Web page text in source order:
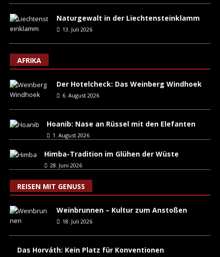
Naturgewalt in der Liechtensteinklamm
13. Juli 2026
AFRIKA
Der Hotelcheck: Das Weinberg Windhoek
6. August 2026
Hoanib: Nase an Rüssel mit den Elefanten
1. August 2026
Himba-Tradition im Glühen der Wüste
28. Juni 2026
REISEN MIT GENUSS
Weinbrunnen – Kultur zum Anstoßen
18. Juli 2026
Das Horváth: Kein Platz für Konventionen